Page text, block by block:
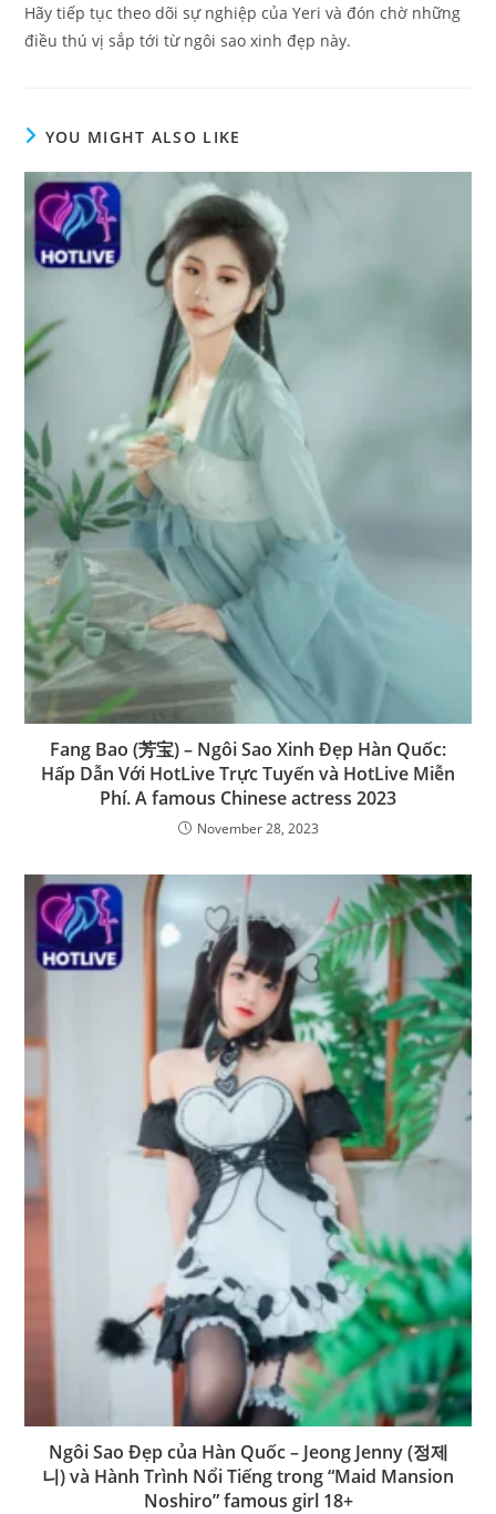
Hãy tiếp tục theo dõi sự nghiệp của Yeri và đón chờ những
điều thú vị sắp tới từ ngôi sao xinh đẹp này.
YOU MIGHT ALSO LIKE
Fang Bao (芳宝) – Ngôi Sao Xinh Đẹp Hàn Quốc:
Hấp Dẫn Với HotLive Trực Tuyến và HotLive Miễn
Phí. A famous Chinese actress 2023
November 28, 2023
Ngôi Sao Đẹp của Hàn Quốc – Jeong Jenny (정제
니) và Hành Trình Nổi Tiếng trong “Maid Mansion
Noshiro” famous girl 18+